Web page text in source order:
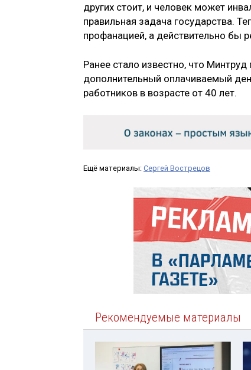
других стоит, и человек может
правильная задача государства.
профанацией, а действительно бы
Ранее стало известно, что
дополнительный оплачиваемый
работников в возрасте от 40 лет.
Ещё материалы: Сергей Вострецов
Рекомендуемые материалы